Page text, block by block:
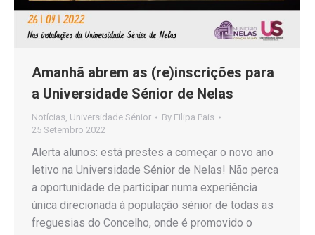
Amanhã abrem as (re)inscrições para
a Universidade Sénior de Nelas
Notícias, Universidade Sénior By Filipa Pais
25 Setembro 2022
Alerta alunos: está prestes a começar o novo ano
letivo na Universidade Sénior de Nelas! Não perca
a oportunidade de participar numa experiência
única direcionada à população sénior de todas as
freguesias do Concelho, onde é promovido o